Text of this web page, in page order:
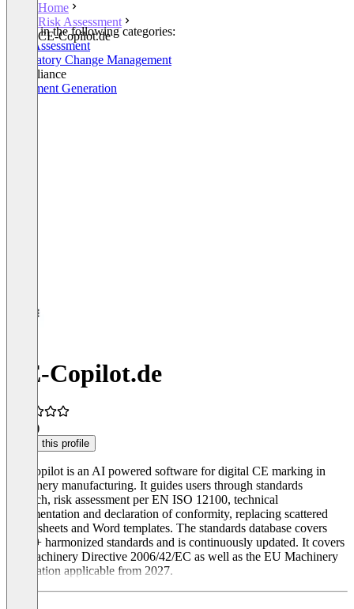
Home
Risk Assessment
CE-Copilot.de
Listed in the following categories:
Risk Assessment
Regulatory Change Management
Compliance
Document Generation
CE-Copilot.de
(4)
Claim this profile
CE Copilot is an AI powered software for digital CE marking in
machinery manufacturing. It guides users through standards
research, risk assessment per EN ISO 12100, technical
documentation and declaration of conformity, replacing scattered
Excel sheets and Word templates. The standards database covers
3,000+ harmonized standards and is continuously updated. It covers
the Machinery Directive 2006/42/EC as well as the EU Machinery
Regulation applicable from 2027.